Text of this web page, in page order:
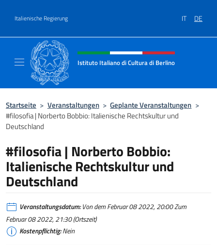
Italienische Regierung IT DE
Header-Site, Social und Menü
Istituto Italiano di Cultura di Berlino
Startseite > Veranstaltungen > Geplante Veranstaltungen >
#filosofia | Norberto Bobbio: Italienische Rechtskultur und
Deutschland
#filosofia | Norberto Bobbio:
Italienische Rechtskultur und
Deutschland
Veranstaltungsdatum:Von dem Februar 08 2022, 20:00 Zum
Februar 08 2022, 21:30 (Ortszeit)
Kostenpflichtig:Nein